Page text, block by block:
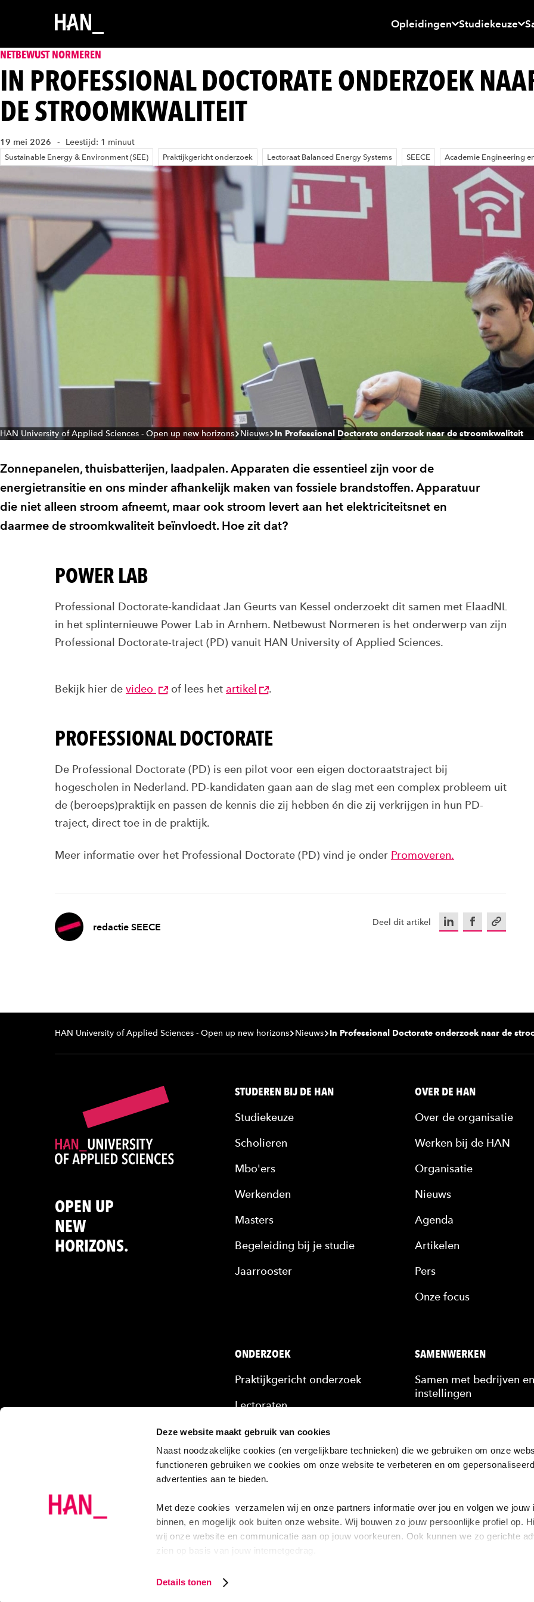
Deze website maakt gebruik van cookies
Naast noodzakelijke cookies (en vergelijkbare technieken) die we gebruiken om onze
functioneren gebruiken we cookies om onze website te verbeteren en om
advertenties aan te bieden.
Met deze cookies verzamelen wij en onze partners informatie over jou en volgen we jouw
binnen, en mogelijk ook buiten onze website. Wij bouwen zo jouw persoonlijke profiel op.
wij onze website en communicatie aan op jouw voorkeuren. Ook kunnen we zo gerichte
zien op basis van jouw internetgedrag.
Als je op ‘Alles accepteren’ klikt dan geef je ons toestemming om cookies voor social
Details tonen
Opleidingen Studiekeuze
NETBEWUST NORMEREN
IN PROFESSIONAL DOCTORATE ONDERZOEK
DE STROOMKWALITEIT
19 mei 2026 Leestijd: 1 minuut
Sustainable Energy & Environment (SEE) Praktijkgericht onderzoek Lectoraat Balanced Energy Systems SEECE Academie Engineering
HAN University of Applied Sciences - Open up new horizons Nieuws In Professional Doctorate onderzoek naar de stroomkwaliteit
Zonnepanelen, thuisbatterijen, laadpalen. Apparaten die essentieel zijn voor de
energietransitie en ons minder afhankelijk maken van fossiele brandstoffen. Apparatuur
die niet alleen stroom afneemt, maar ook stroom levert aan het elektriciteitsnet en
daarmee de stroomkwaliteit beïnvloedt. Hoe zit dat?
POWER LAB
Professional Doctorate-kandidaat Jan Geurts van Kessel onderzoekt dit samen met ElaadNL
in het splinternieuwe Power Lab in Arnhem. Netbewust Normeren is het onderwerp van zijn
Professional Doctorate-traject (PD) vanuit HAN University of Applied Sciences.
Bekijk hier de video of lees het artikel .
PROFESSIONAL DOCTORATE
De Professional Doctorate (PD) is een pilot voor een eigen doctoraatstraject bij
hogescholen in Nederland. PD-kandidaten gaan aan de slag met een complex probleem uit
de (beroeps)praktijk en passen de kennis die zij hebben én die zij verkrijgen in hun PD-
traject, direct toe in de praktijk.
Meer informatie over het Professional Doctorate (PD) vind je onder Promoveren.
redactie SEECE Deel dit artikel LinkedInFacebookKopieer url
HAN University of Applied Sciences - Open up new horizons Nieuws In Professional Doctorate onderzoek naar de
OPEN UP
NEW
HORIZONS.
STUDEREN BIJ DE HAN
Studiekeuze
Scholieren
Mbo'ers
Werkenden
Masters
Begeleiding bij je studie
Jaarrooster
OVER DE HAN
Over de organisatie
Werken bij de HAN
Organisatie
Nieuws
Agenda
Artikelen
Pers
Onze focus
ONDERZOEK
Praktijkgericht onderzoek
Lectoraten
Mensen
Onze kennis
Projecten
Onderzoek bij de HAN
SAMENWERKEN
Samen met bedrijven en
instellingen
Scholing van
Hulp bij een vraagstuk